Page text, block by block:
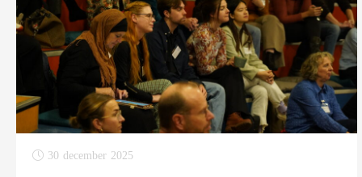
30 december 2025